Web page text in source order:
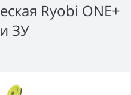
Ryobi ONE+
ЗУ